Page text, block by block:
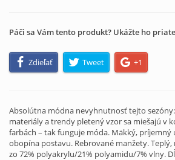
Páči sa Vám tento produkt? Ukážte ho
Zdieľať Tweet +1
Absolútna módna nevyhnutnosť tejto
materiály a trendy pletený vzor sa miešajú v
farbách – tak funguje móda. Mäkký,
obopína postavu. Rebrované manžety.
zo 72% polyakrylu/21% polyamidu/7% vlny.